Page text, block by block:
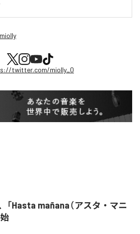
miolly
twitter.com/miolly_0
「Hasta mañana（アスタ・マニ